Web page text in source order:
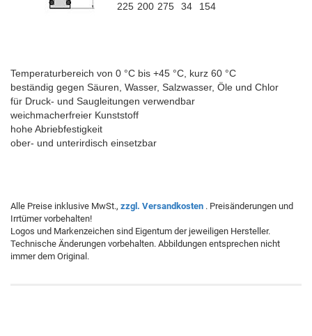
225 200 275 34 154
Temperaturbereich von 0 °C bis +45 °C, kurz 60 °C
beständig gegen Säuren, Wasser, Salzwasser, Öle und Chlor
für Druck- und Saugleitungen verwendbar
weichmacherfreier Kunststoff
hohe Abriebfestigkeit
ober- und unterirdisch einsetzbar
Alle Preise inklusive MwSt., zzgl. Versandkosten . Preisänderungen und
Irrtümer vorbehalten!
Logos und Markenzeichen sind Eigentum der jeweiligen Hersteller.
Technische Änderungen vorbehalten. Abbildungen entsprechen nicht
immer dem Original.